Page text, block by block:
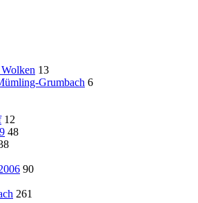
13
Grumbach 6
12
48
90
261